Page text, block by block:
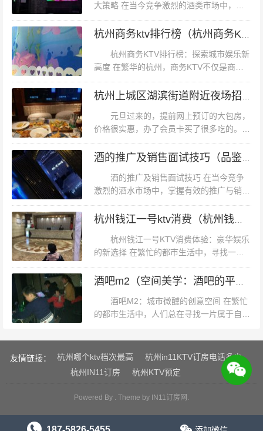
名汗蒸KTV的成功经验** 以杭州某知名汗蒸KTV为例，该
场所自开业以来便受到了广大顾客的热烈欢迎。其成功的
原因主要有以下几点：一是注重环境营造和设施升级，为
顾客提供高品质的娱乐体验；二是不断创新娱乐项目，满
足顾客多样化的需求；三是注重服务品质，提升顾客满意
度。通过这些措施，该汗蒸KTV在竞争激烈的市场中脱颖
而出，成为了杭州乃至全国的知名品牌。 **四、结语** 杭
州的汗蒸KTV以其独特的魅力吸引了众多消费者。在这
里，您可以暂时忘却生活的烦恼和压力，尽情享受音乐与
热力的双重滋养。如果您还没有尝试过这种独特的娱乐方
式，不妨在闲暇之余走进一家汗蒸KTV体验一下吧！相信
您一定会被这种全新的娱乐体验所吸引和打动。
大策略 在当今竞争激烈的酒类市场中，光
瓶酒作为一种经济实惠、适合日常饮用的选
择，越来越受到消费者的青睐。为了有效提
杭州商务KTV排行榜：探索城市娱乐新
高度 在繁华的杭州，商务KTV不仅是商务
洽谈后放松的首选，更是社交聚会、享受音
乐盛宴的理想之地。本文将带您深入了解杭
元旦过来的，提前网上预订的大包房，
价格很实惠，办了会员卡买了很多吃的。来
过几次了，很喜欢这里的风格。老杭州的感
觉，让人很舒服。音响效果还不错，歌也还
酒的推广及销售面试技巧 在当今竞争
激烈的酒水市场中，掌握有效的推广与销售
技巧对于提高销售业绩至关重要。无论是红
酒、白酒，还是其他类型的酒类，都需要通
杭州钱江一号KTV消费体验：豪华娱乐
的新选择 在繁忙的都市生活中，寻找一处
既能放松身心，又能体验高品质娱乐的场
所，成为了许多人的一大追求。杭州，这座
酒吧M2：城市微醺的创意空间 在繁忙
的都市生活中，人们总在寻找一片属于自己
灵得以休憩的创意空间。它不仅仅是一个喝
酒的地方，更是一个融合了艺术、音...
友情链接： 杭州哪个ktv档次最高
杭州in11KTV订房电话多少
杭州IN11订房
杭州KTV预定
Powered By . Theme by IN11订房网 .